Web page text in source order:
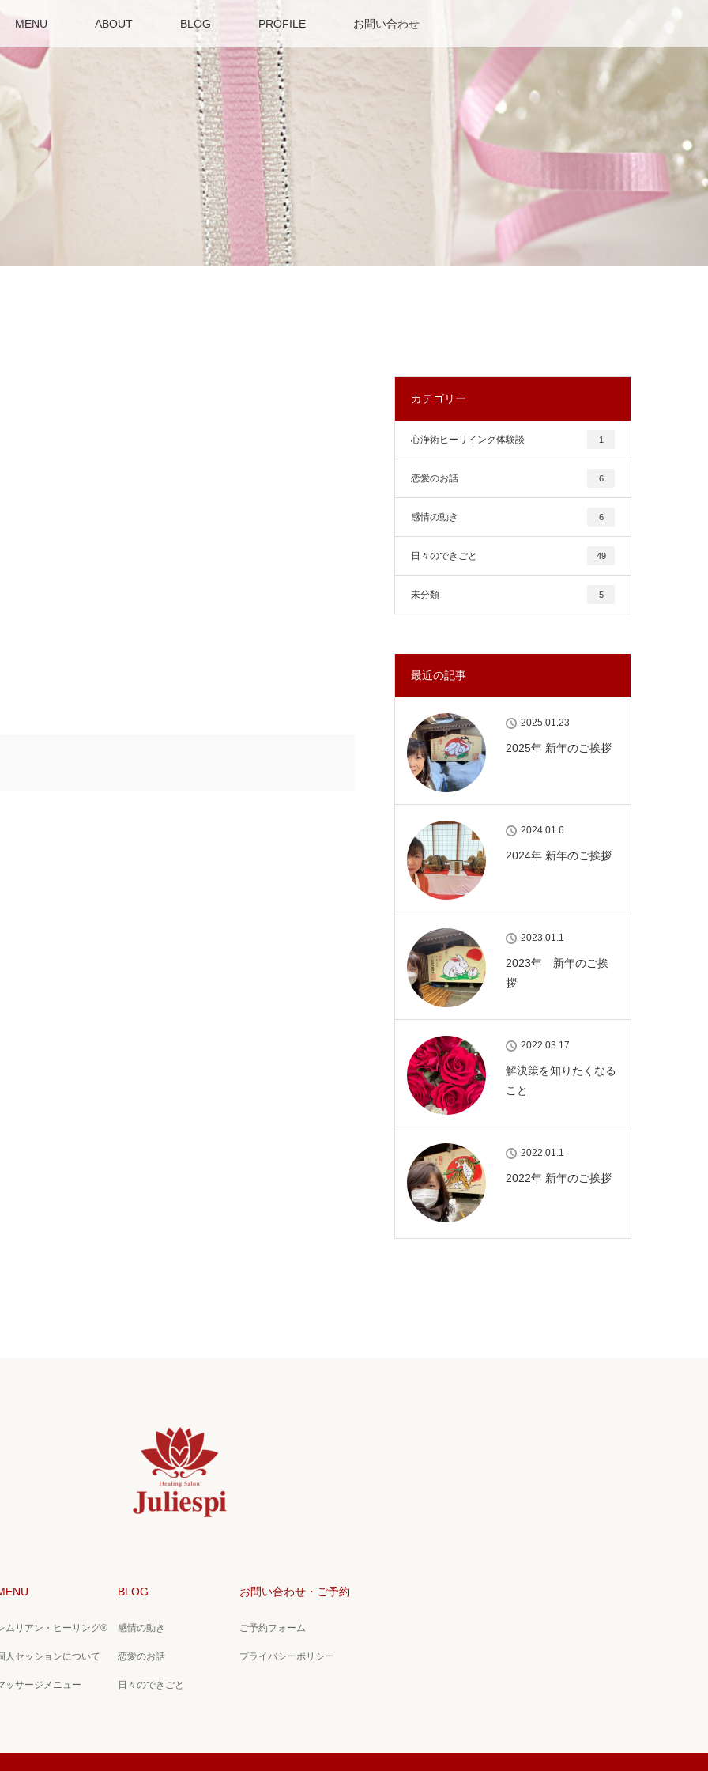
MENU ABOUT BLOG PROFILE お問い合わせ
カテゴリー
心浄術ヒーリイング体験談 1
恋愛のお話 6
感情の動き 6
日々のできごと 49
未分類 5
最近の記事
2025.01.23
2025年 新年のご挨拶
2024.01.6
2024年 新年のご挨拶
2023.01.1
2023年 新年のご挨
拶
2022.03.17
解決策を知りたくなる
こと
2022.01.1
2022年 新年のご挨拶
ムリアン・ヒーリング®
人セッションについて
ッサージメニュー
BLOG
感情の動き
恋愛のお話
日々のできごと
お問い合わせ・ご予約
ご予約フォーム
プライバシーポリシー